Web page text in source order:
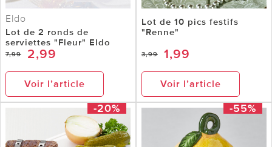
Eldo
Lot de 2 ronds de
serviettes "Fleur" Eldo
7,99 2,99
Voir l’article
Lot de 10 pics festifs
"Renne"
3,99 1,99
Voir l’article
-20% -55%